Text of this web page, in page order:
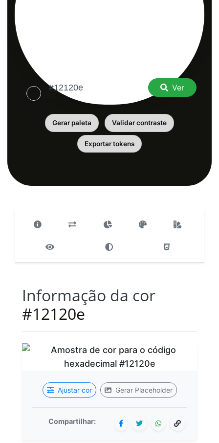
Ver
Gerar paleta Validar contraste
Exportar tokens
Informação da cor
#12120e
Ajustar cor Gerar Placeholder
Compartilhar: